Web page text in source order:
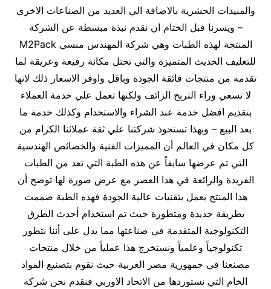
والمبيدات الحشرية بالاضافة الي العديد من الصناعات الاخري
– ويسرنا قبل الختام ان نقدم نبذة مبسطة عن الشركة
المنتجة لهذه الطبات وهي شركة المهندس منسي M2Pack
للتغليف الحديث المتميزة والتي تحتل مكانة رفيعة وعريقة لما
تقدمه من منتجات فائقة الجودة وباقل واوفر الاسعار ذلك لانها
لا تسعي وراء التربح الزائف ولكنها تعمل علي خدمة العملاء
بتقديم افضل خدمة عند الشراء والاستخدام وكذلك خدمة ما
بعد البيع – وبهذا تستحوذ شركتنا علي ثقة عملائنا الكرام من
كل مكان في العالم أن المميزات الفنية والخصائص الهندسية
التي تم عرضها سابقاً عن هذه الطبة التي تعد من الطبات
الفريدة والرائعة في هذا العصر مع عرض صورة لها توضح أن
هذا المنتج يعمل بتقنيات عالية الجودة فهذه الطبة صممت
بطريقة جديدة ومتطورة حيث تم استخدام أحدث الطرق
التكنولوجية المتقدمة في صناعتها مما يدل على أننا نتطور
تكنولوجياً وعلمياً ونستخرج هذا عملياً من خلال منتجات
مصنعنا في جمهورية مصر العربية حيث نقوم بتصنيع المواد
الخام التي نستوردها من الاتحاد الاوربي فنقدم نحن شركه